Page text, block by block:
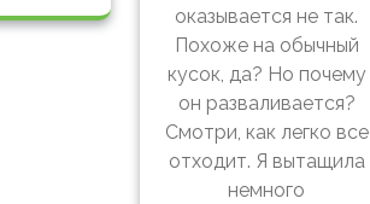
оказывается не так.
Похоже на обычный
кусок, да? Но почему
он разваливается?
Смотри, как легко все
отходит. Я вытащила
немного